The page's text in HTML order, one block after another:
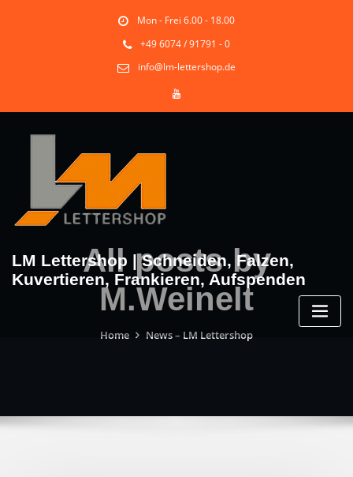
Mon - Frei 6.00 - 18.00
+49 6074 / 91791 - 0
info@lm-lettershop.de
LM Lettershop | Schneiden, Falzen,
Kuvertieren, Frankieren, Aufspenden
All posts by
M.Weinelt
Home News – LM Lettershop